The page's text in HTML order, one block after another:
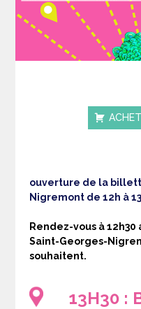
ouverture de la
Nigremont de 12h à
Rendez-vous à
Saint-Georges-
souhaitent.
13H30 :